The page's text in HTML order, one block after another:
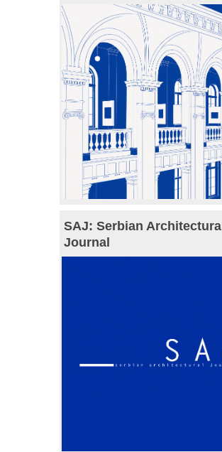
SAJ: Serbian Architectural
Journal